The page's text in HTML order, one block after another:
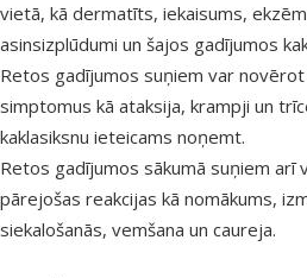
vietā, kā dermatīts, iekaisums,
asinsizplūdumi un šajos gadījumos
Retos gadījumos suņiem var
simptomus kā ataksija, krampji un
kaklasiksnu ieteicams noņemt.
Retos gadījumos sākumā suņiem arī
pārejošas reakcijas kā nomākums,
siekalošanās, vemšana un caureja.